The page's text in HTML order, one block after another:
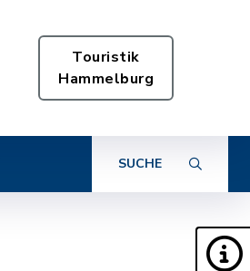
Touristik
Hammelburg
SUCHE